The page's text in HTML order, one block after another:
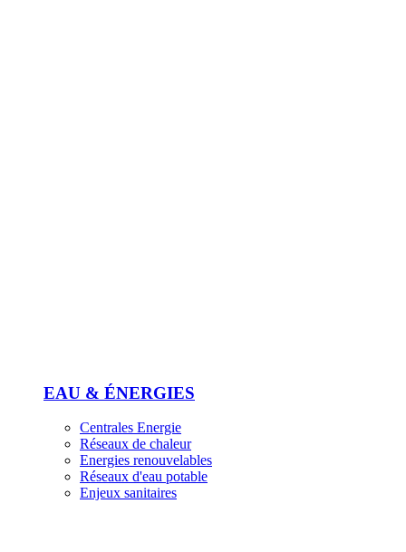
EAU & ÉNERGIES
Centrales Energie
Réseaux de chaleur
Energies renouvelables
Réseaux d'eau potable
Enjeux sanitaires